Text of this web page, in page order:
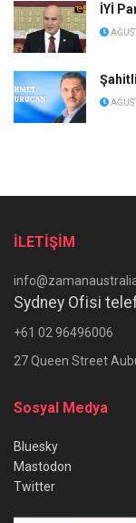
İYİ
İLETİŞİM
Sydney Ofisi
+61 02 96496006
27 Queen Street
Sosyal Medya
Bluesky
Mastodon
Twitter